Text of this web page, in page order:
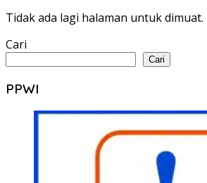
Tidak ada lagi halaman untuk dimuat.
Cari
Cari
PPWI